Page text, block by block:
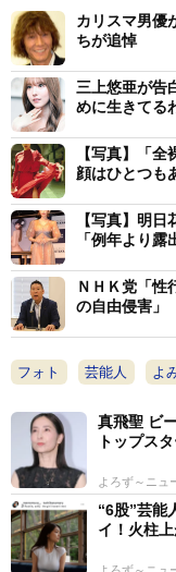
と思うんですよ、
ていき、どういう
ことも考えたりし
思っているので。
ら、この写真集を
らうれしいです」
また、オオツカも
はこれで最後だと
か追えるものでは
今年、成人年齢の
問われている。Ａ
上はそのこと自体
「私の場合ですけ
思います。私はフ
料が安かったんで
カリスマ男優
ちが追悼
三上悠亜が告
めに生きてる
【写真】「
顔はひとつも
【写真】明
「例年より露
ＮＨＫ党「
の自由侵害
フォト 芸能人 よ
真飛聖 ビ
トップス
よろず～ニュ
“6股”芸能
イ！火柱
よろず～ニュ